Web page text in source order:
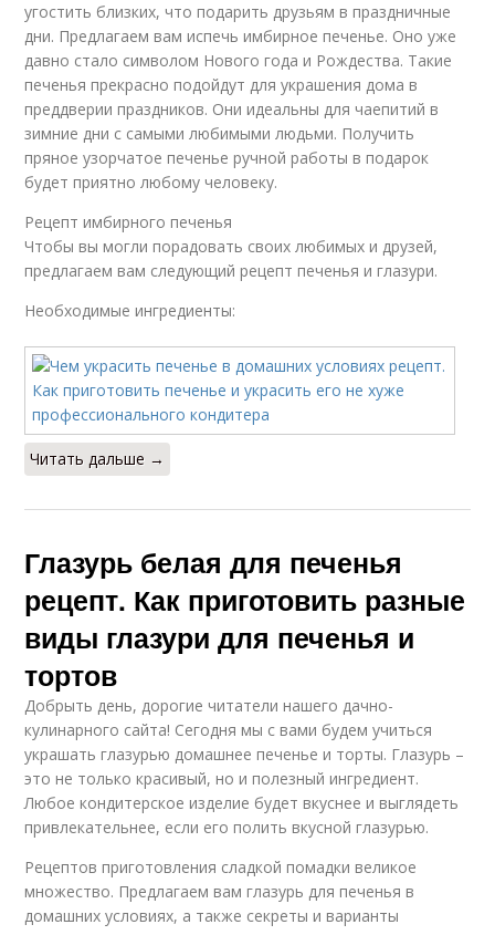
угостить близких, что подарить друзьям в праздничные
дни. Предлагаем вам испечь имбирное печенье. Оно уже
давно стало символом Нового года и Рождества. Такие
печенья прекрасно подойдут для украшения дома в
преддверии праздников. Они идеальны для чаепитий в
зимние дни с самыми любимыми людьми. Получить
пряное узорчатое печенье ручной работы в подарок
будет приятно любому человеку.
Рецепт имбирного печенья
Чтобы вы могли порадовать своих любимых и друзей,
предлагаем вам следующий рецепт печенья и глазури.
Необходимые ингредиенты:
Читать дальше →
Глазурь белая для печенья
рецепт. Как приготовить разные
виды глазури для печенья и
тортов
Добрыть день, дорогие читатели нашего дачно-
кулинарного сайта! Сегодня мы с вами будем учиться
украшать глазурью домашнее печенье и торты. Глазурь –
это не только красивый, но и полезный ингредиент.
Любое кондитерское изделие будет вкуснее и выглядеть
привлекательнее, если его полить вкусной глазурью.
Рецептов приготовления сладкой помадки великое
множество. Предлагаем вам глазурь для печенья в
домашних условиях, а также секреты и варианты